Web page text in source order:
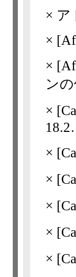
× ア
×
×
ン
×
×
×
×
×
×